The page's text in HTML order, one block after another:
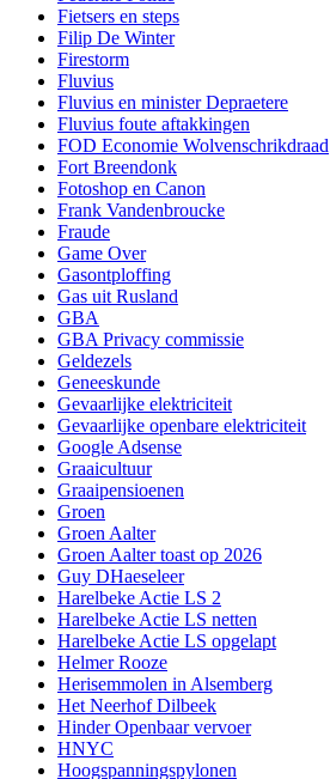
Fietsers en steps
Filip De Winter
Firestorm
Fluvius
Fluvius en minister Depraetere
Fluvius foute aftakkingen
FOD Economie Wolvenschrikdraad
Fort Breendonk
Fotoshop en Canon
Frank Vandenbroucke
Fraude
Game Over
Gasontploffing
Gas uit Rusland
GBA
GBA Privacy commissie
Geldezels
Geneeskunde
Gevaarlijke elektriciteit
Gevaarlijke openbare elektriciteit
Google Adsense
Graaicultuur
Graaipensioenen
Groen
Groen Aalter
Groen Aalter toast op 2026
Guy DHaeseleer
Harelbeke Actie LS 2
Harelbeke Actie LS netten
Harelbeke Actie LS opgelapt
Helmer Rooze
Herisemmolen in Alsemberg
Het Neerhof Dilbeek
Hinder Openbaar vervoer
HNYC
Hoogspanningspylonen